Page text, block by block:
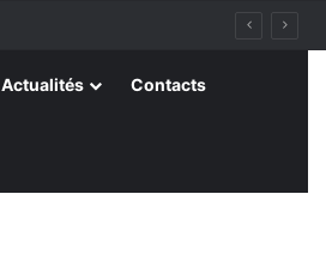
Actualités Contacts